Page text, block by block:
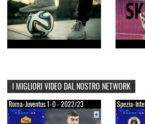
I MIGLIORI VIDEO DAL NOSTRO NETWORK
Roma-Juventus 1-0 - 2022/23 Spezia-